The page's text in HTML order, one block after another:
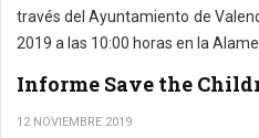
través del Ayuntamiento de
2019 a las 10:00 horas en la
Informe Save the
12 NOVIEMBRE 2019